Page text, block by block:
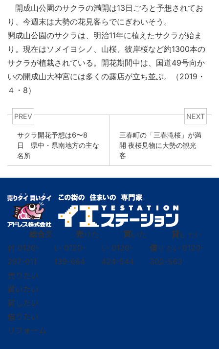
開成山公園のサクラの満開は13日ごろと予想されてお
り、今週末は大勢の花見客らでにぎわいそう。
開成山公園のサクラは、明治11年に植えたサクラが始ま
り。現在はソメイヨシノ、山桜、彼岸桜など約1300本の
サクラが植栽されている。開花期間中は、国道49号向か
いの開成山大神宮には多くの露店が立ち並ぶ。（2019・
４・8）
PREV
サクラ開花予想は6〜8
日 県中・県南地方の主な
名所
NEXT
三春町の「三春滝桜」が満
開 夜桜見物に大勢の観光
客
総合受
付 0120-
297-011
売りた
い 0120-
139-664
買いた
い 0120-
424-544
貸し たい
借り たい 0120-
302-563
売りたい
買いたい
貸したい
借りたい
リフォーム